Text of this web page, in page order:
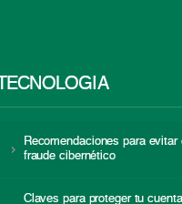
TECNOLOGÍA
Recomendaciones para evitar
fraude cibernético
Claves para proteger tu cuenta